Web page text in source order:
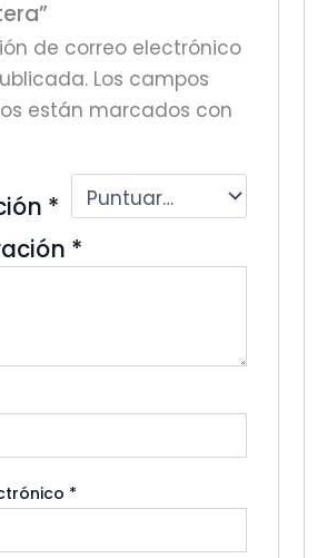
de correo electrónico
Los campos
están marcados con
*
*
*